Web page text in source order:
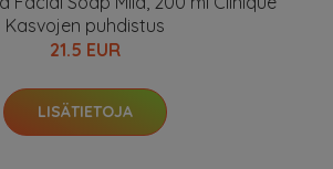
Kasvojen puhdistus
21.5 EUR
LISÄTIETOJA